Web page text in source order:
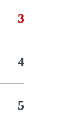
3
4
5